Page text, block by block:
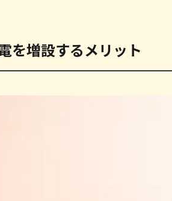
を増設するメリット